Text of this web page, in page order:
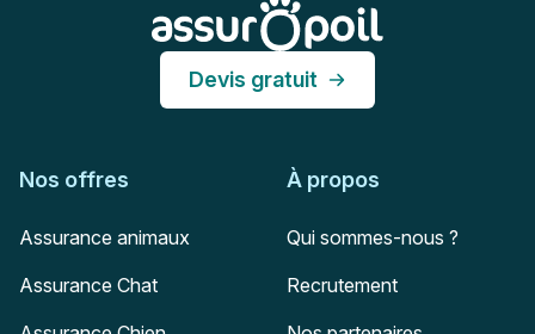
Devis gratuit
Nos offres
Assurance animaux
Assurance Chat
À propos
Qui sommes-nous ?
Recrutement